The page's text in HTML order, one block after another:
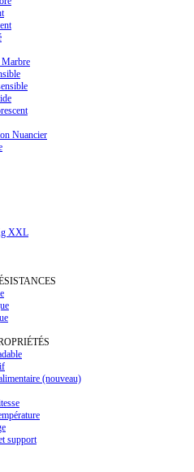
Nuancier
XXL
(nouveau)
support